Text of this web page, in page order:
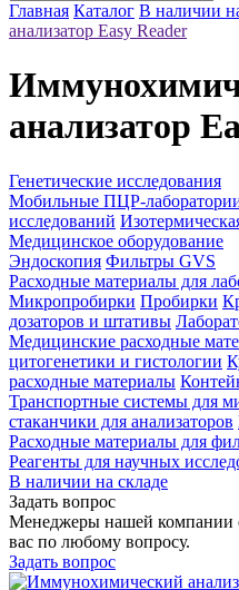
Главная Каталог В наличии
анализатор Easy Reader
анализатор
Генетические исследования
Мобильные ПЦР-
исследований
Медицинское оборудование
Эндоскопия Фильтры GVS
Расходные материалы для
Микропробирки Пробирки
дозаторов и штативы
Медицинские расходные
цитогенетики и гистологии
расходные материалы
Транспортные системы для
стаканчики для анализаторов
Расходные материалы для
Реагенты для научных
В наличии на складе
Задать вопрос
Менеджеры нашей компании
вас по любому вопросу.
Задать вопрос